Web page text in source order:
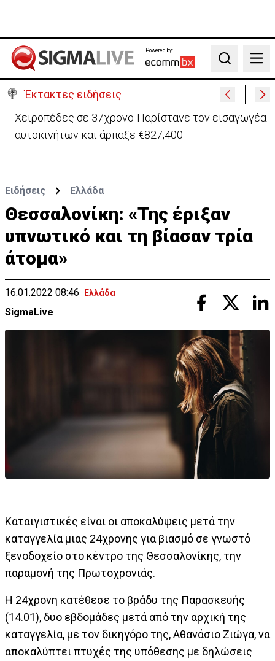
Powered by:
Search
Έκτακτες ειδήσεις
Χειροπέδες σε 37χρονο-Παρίστανε τον εισαγωγέα
αυτοκινήτων και άρπαξε €827,400
Ειδήσεις Ελλάδα
Θεσσαλονίκη: «Της έριξαν
υπνωτικό και τη βίασαν τρία
άτομα»
16.01.2022 08:46 Ελλάδα
SigmaLive
Καταιγιστικές είναι οι αποκαλύψεις μετά την
καταγγελία μιας 24χρονης για βιασμό σε γνωστό
ξενοδοχείο στο κέντρο της Θεσσαλονίκης, την
παραμονή της Πρωτοχρονιάς.
Η 24χρονη κατέθεσε το βράδυ της Παρασκευής
(14.01), δυο εβδομάδες μετά από την αρχική της
καταγγελία, με τον δικηγόρο της, Αθανάσιο Ζιώγα, να
αποκαλύπτει πτυχές της υπόθεσης με δηλώσεις